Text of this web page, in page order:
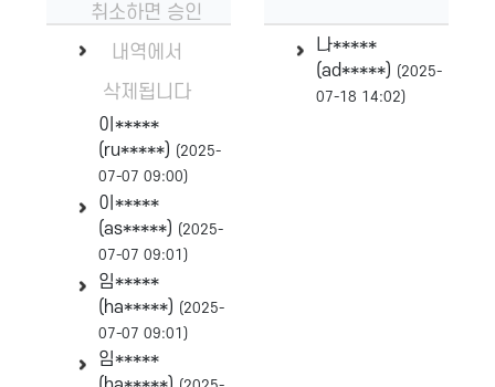
취소하면 승인
내역에서
삭제됩니다
이*****
(ru*****) (2025-
07-07 09:00)
이*****
(as*****) (2025-
07-07 09:01)
임*****
(ha*****) (2025-
07-07 09:01)
임*****
나*****
(ad*****) (2025-
07-18 14:02)